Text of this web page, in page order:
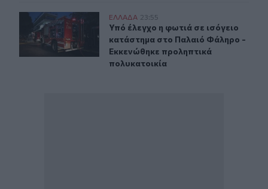
Υπό έλεγχο η φωτιά σε ισόγειο κατάστημα στο
ΕΛΛAΔΑ 23:55
Υπό έλεγχο η φωτιά σε ισόγειο
Υπό έλεγχο η φωτιά σε ισόγειο
κατάστημα στο Παλαιό Φάληρο -
Εκκενώθηκε προληπτικά
πολυκατοικία